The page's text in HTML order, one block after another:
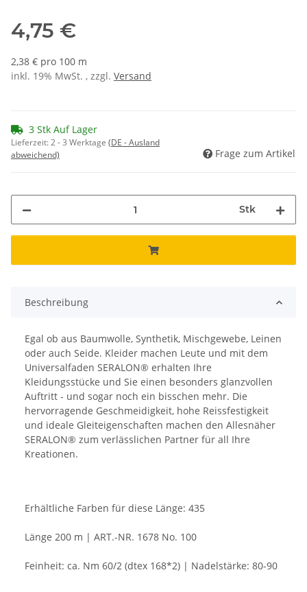
4,75 €
2,38 € pro 100 m
inkl. 19% MwSt. , zzgl. Versand
3 Stk Auf Lager
Lieferzeit:2 - 3 Werktage (DE - Ausland
abweichend)
Frage zum Artikel
Stk
Beschreibung
Egal ob aus Baumwolle, Synthetik, Mischgewebe, Leinen
oder auch Seide. Kleider machen Leute und mit dem
Universalfaden SERALON® erhalten Ihre
Kleidungsstücke und Sie einen besonders glanzvollen
Auftritt - und sogar noch ein bisschen mehr. Die
hervorragende Geschmeidigkeit, hohe Reissfestigkeit
und ideale Gleiteigenschaften machen den Allesnäher
SERALON® zum verlässlichen Partner für all Ihre
Kreationen.
Erhältliche Farben für diese Länge: 435
Länge 200 m | ART.-NR. 1678 No. 100
Feinheit: ca. Nm 60/2 (dtex 168*2) | Nadelstärke: 80-90